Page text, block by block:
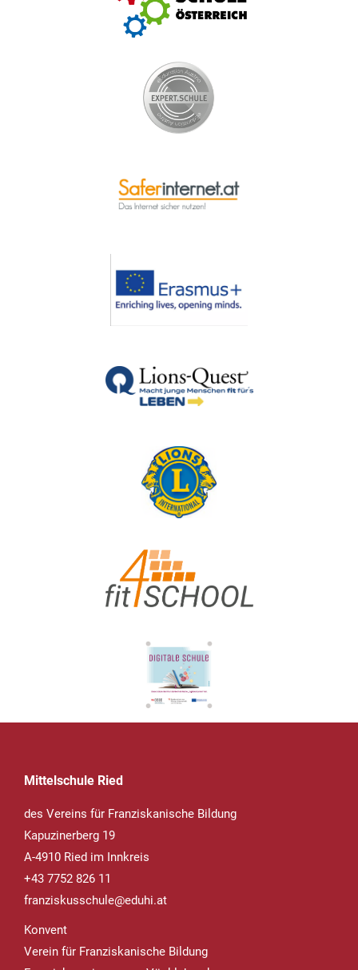
Mittelschule Ried
des Vereins für Franziskanische Bildung
Kapuzinerberg 19
A-4910 Ried im Innkreis
+43 7752 826 11
franziskusschule@eduhi.at
Konvent
Verein für Franziskanische Bildung